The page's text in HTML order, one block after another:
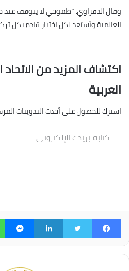
وقال الدفراوي: “طموحي لا يتوقف عند
العالمية وأستعد لكل اختبار قادم بكل
اكتشاف المزيد من
العربية
اشترك للحصول على أحدث التدوينات
بريدك
الإلكتروني...
فيسبوك لينكدإن